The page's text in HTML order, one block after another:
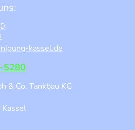
kassel.de
5280
& Co. Tankbau KG